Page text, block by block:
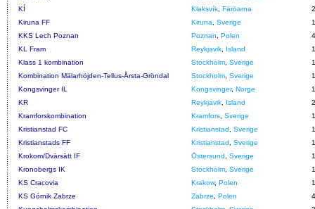
KÍ
Klaksvík Färöarna
2
Kiruna FF
Kiruna Sverige
1
KKS Lech Poznan
Poznan Polen
4
KL Fram
Reykjavik Island
1
Klass 1 kombination
Stockholm Sverige
1
Kombination Mälarhöjden-Tellus-Årsta-Gröndal
Stockholm Sverige
1
Kongsvinger IL
Kongsvinger, Norge
1
KR
Reykjavik Island
2
Kramforskombination
Kramfors Sverige
1
Kristianstad FC
Kristianstad Sverige
1
Kristianstads FF
Kristianstad Sverige
1
Krokom/Dvärsätt IF
Östersund Sverige
1
Kronobergs IK
Stockholm Sverige
1
KS Cracovia
Krakow, Polen
1
KS Górnik Zabrze
Zabrze Polen
4